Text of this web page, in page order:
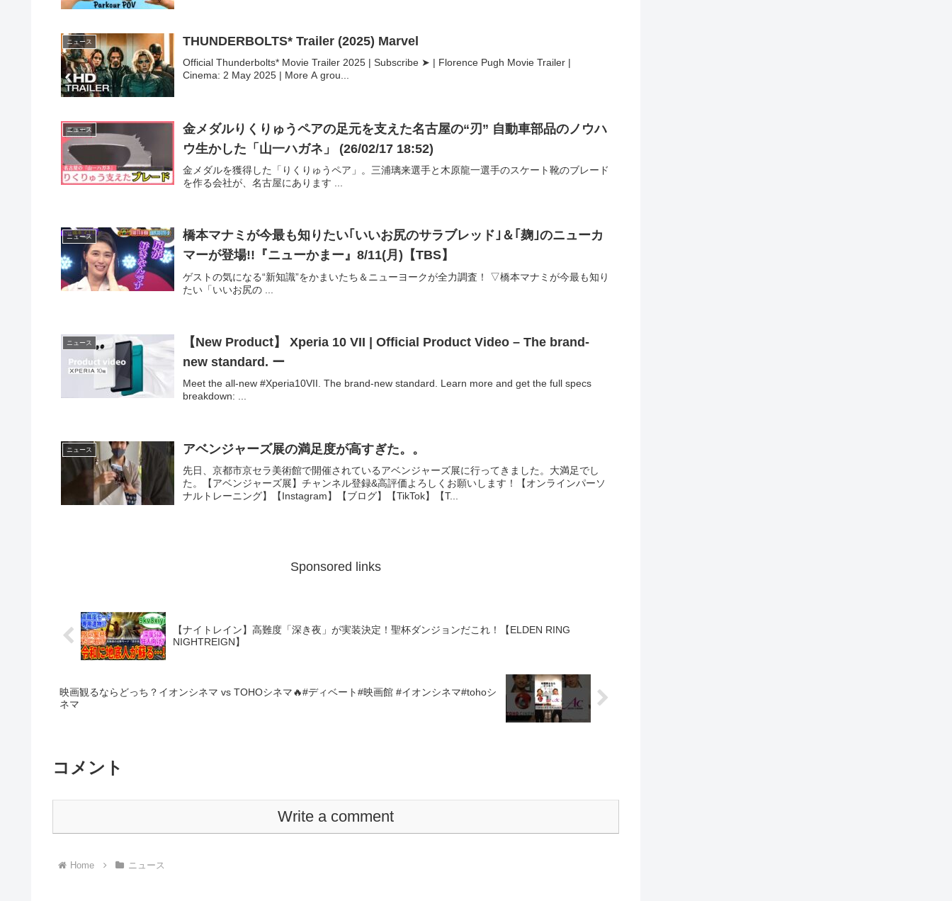
ニュース THUNDERBOLTS* Trailer (2025) Marvel
Official Thunderbolts* Movie Trailer 2025 | Subscribe ➤ | Florence Pugh Movie Trailer |
Cinema: 2 May 2025 | More A grou...
ニュース
金メダルりくりゅうペアの足元を支えた名古屋の“刃” 自動車部品のノウハ
ウ生かした「山一ハガネ」 (26/02/17 18:52)
金メダルを獲得した「りくりゅうペア」。三浦璃来選手と木原龍一選手のスケート靴のブレード
を作る会社が、名古屋にあります ...
ニュース
橋本マナミが今最も知りたい｢いいお尻のサラブレッド｣＆｢麹｣のニューカ
マーが登場!!『ニューかまー』8/11(月)【TBS】
ゲストの気になる“新知識”をかまいたち＆ニューヨークが全力調査！ ▽橋本マナミが今最も知り
たい「いいお尻の ...
ニュース
【New Product】 Xperia 10 VII | Official Product Video – The brand-
new standard. ー
Meet the all-new #Xperia10VII. The brand-new standard.​ Learn more and get the full specs
breakdown: ...
ニュース アベンジャーズ展の満足度が高すぎた。。
先日、京都市京セラ美術館で開催されているアベンジャーズ展に行ってきました。大満足でし
た。【アベンジャーズ展】チャンネル登録&高評価よろしくお願いします！【オンラインパーソ
ナルトレーニング】【Instagram】【ブログ】【TikTok】【T...
Sponsored links
【ナイトレイン】高難度「深き夜」が実装決定！聖杯ダンジョンだこれ！【ELDEN RING
NIGHTREIGN】
映画観るならどっち？イオンシネマ vs TOHOシネマ🔥#ディベート#映画館 #イオンシネマ#tohoシ
ネマ
コメント
Write a comment
Home ニュース